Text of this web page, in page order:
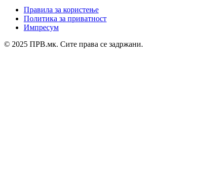
Правила за користење
Политика за приватност
Импресум
© 2025 ПРВ.мк. Сите права се задржани.